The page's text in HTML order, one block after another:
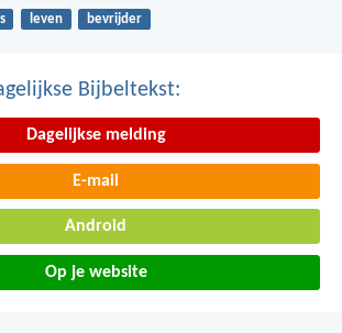
leven bevrijder
Bijbeltekst:
Dagelijkse melding
E-mail
Android
Op je website